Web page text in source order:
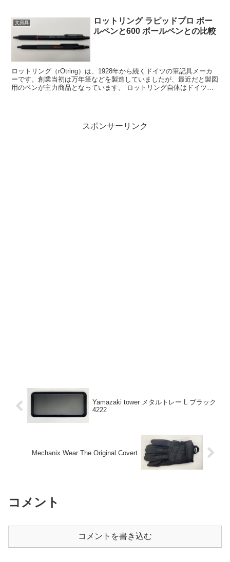
文房具
ロットリング ラピッドプロ ボー
ルペンと600 ボールペンとの比較
ロットリング（rOtring）は、1928年から続くドイツの筆記具メーカ
ーです。創業当初は万年筆などを製造していましたが、最近だと製図
用のペンが主力商品となっています。 ロットリング自体はドイツの
スポンサーリンク
Yamazaki tower メタルトレー L ブラック
4222
Mechanix Wear The Original Covert
コメント
コメントを書き込む